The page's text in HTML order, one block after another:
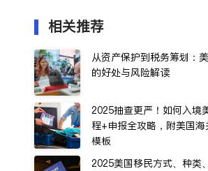
相关推荐
从资产保护到税务筹划：
的好处与风险解读
2025抽查更严！如何入境
程+申报全攻略，附美国海
模板
2025美国移民方式、种类